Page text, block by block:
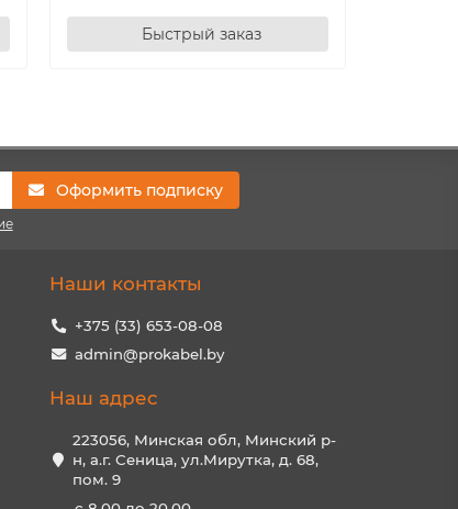
Быстрый заказ
Оформить подписку
Наши контакты
+375 (33) 653-08-08
admin@prokabel.by
Наш адрес
223056, Минская обл, Минский р-
н, а.г. Сеница, ул.Мирутка, д. 68,
пом. 9